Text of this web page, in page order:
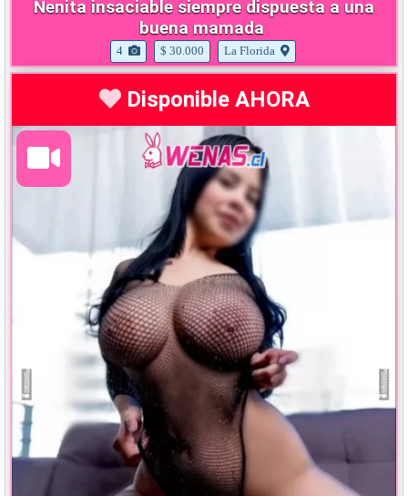
Nenita insaciable siempre dispuesta a una
buena mamada
4 $ 30.000 La Florida
Disponible AHORA